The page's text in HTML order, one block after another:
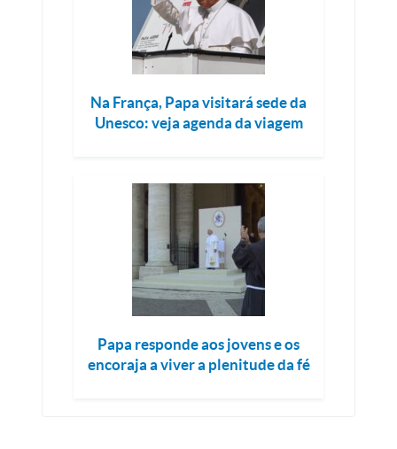
Na França, Papa visitará sede da
Unesco: veja agenda da viagem
Papa responde aos jovens e os
encoraja a viver a plenitude da fé